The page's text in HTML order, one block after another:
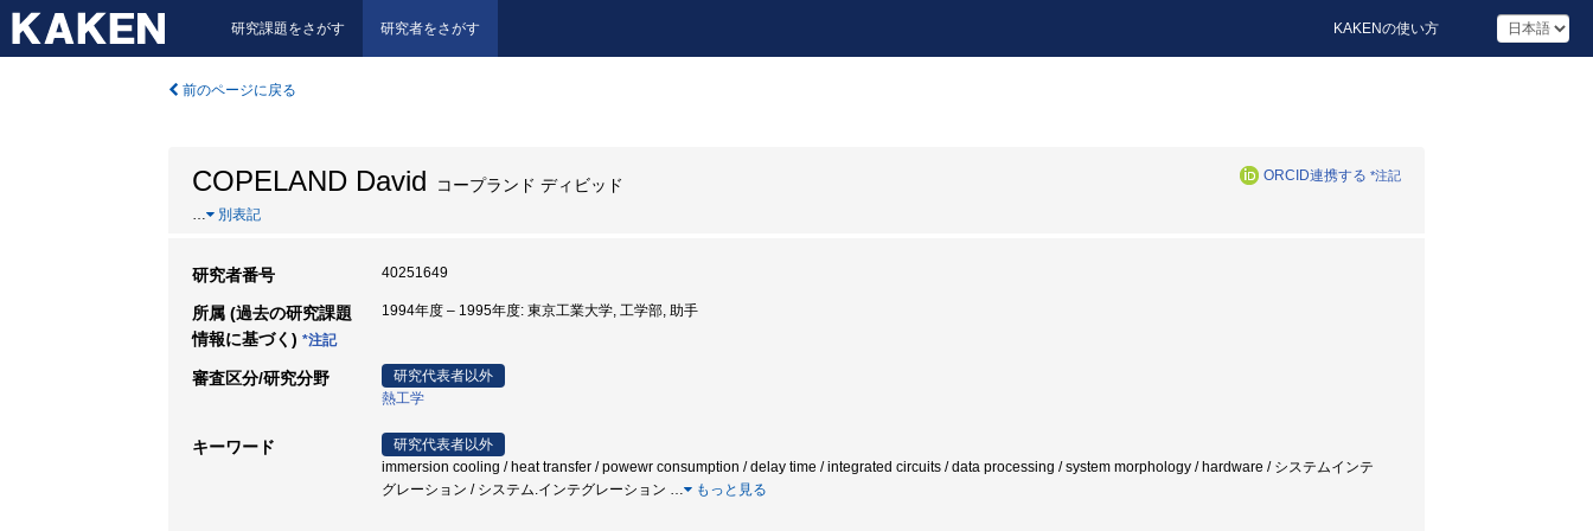
研究課題をさがす 研究者をさがす KAKENの使い方
前のページに戻る
COPELAND David コープランド ディビッド ORCID連携する *注記
… 別表記
研究者番号 40251649
所属 (過去の研究課題
情報に基づく) *注記
1994年度 – 1995年度: 東京工業大学, 工学部, 助手
審査区分/研究分野
研究代表者以外
熱工学
キーワード
研究代表者以外
immersion cooling / heat transfer / powewr consumption / delay time / integrated circuits / data processing / system morphology / hardware / システムインテ
グレーション / システム.インテグレーション … もっと見る